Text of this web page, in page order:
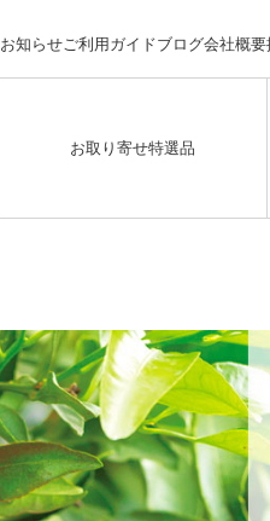
お知らせご利用ガイドブログ会社概要
お取り寄せ特選品